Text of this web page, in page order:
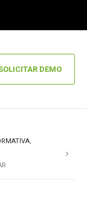
DEMO
,